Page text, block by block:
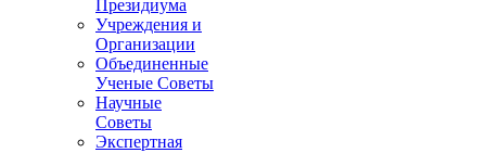
Президиума
Учреждения и
Организации
Объединенные
Ученые Советы
Научные
Советы
Экспертная